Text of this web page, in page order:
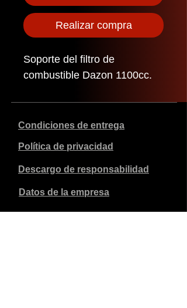
Realizar compra
Soporte del filtro de
combustible Dazon 1100cc.
Condiciones de entrega
Política de privacidad
Descargo de responsabilidad
Datos de la empresa